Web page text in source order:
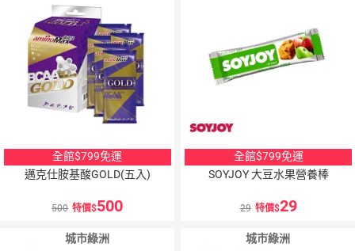
全館$799免運
邁克仕胺基酸GOLD(五入)
500 特價 500
全館$799免運
SOYJOY 大豆水果營養棒
29 特價 29
城市綠洲 城市綠洲